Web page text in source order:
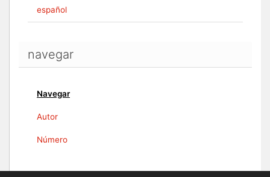
español
navegar
Navegar
Autor
Número